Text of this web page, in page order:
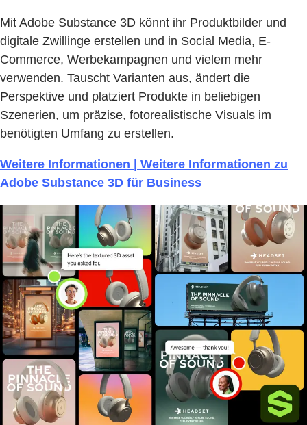
Mit Adobe Substance 3D könnt ihr Produktbilder und
digitale Zwillinge erstellen und in Social Media, E-
Commerce, Werbekampagnen und vielem mehr
verwenden. Tauscht Varianten aus, ändert die
Perspektive und platziert Produkte in beliebigen
Szenerien, um präzise, fotorealistische Visuals im
benötigten Umfang zu erstellen.
Weitere Informationen | Weitere Informationen zu
Adobe Substance 3D für Business